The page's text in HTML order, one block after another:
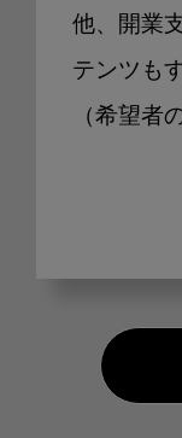
他、開業
テンツも
（希望者